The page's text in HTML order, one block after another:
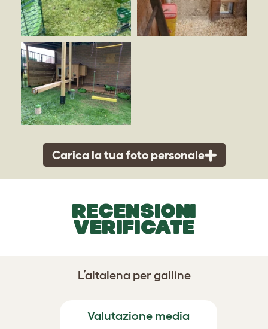
Carica la tua foto personale
RECENSIONI
VERIFICATE
L’altalena per galline
Valutazione media